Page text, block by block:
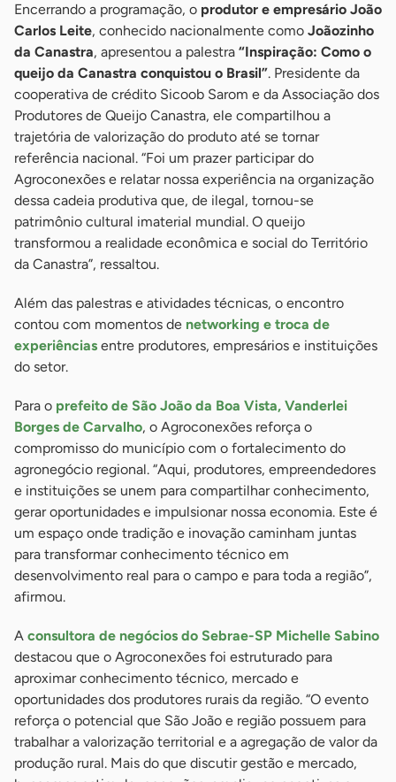
Encerrando a programação, o produtor e empresário João
Carlos Leite, conhecido nacionalmente como Joãozinho
da Canastra, apresentou a palestra “Inspiração: Como o
queijo da Canastra conquistou o Brasil”. Presidente da
cooperativa de crédito Sicoob Sarom e da Associação dos
Produtores de Queijo Canastra, ele compartilhou a
trajetória de valorização do produto até se tornar
referência nacional. “Foi um prazer participar do
Agroconexões e relatar nossa experiência na organização
dessa cadeia produtiva que, de ilegal, tornou-se
patrimônio cultural imaterial mundial. O queijo
transformou a realidade econômica e social do Território
da Canastra”, ressaltou.
Além das palestras e atividades técnicas, o encontro
contou com momentos de networking e troca de
experiências entre produtores, empresários e instituições
do setor.
Para o prefeito de São João da Boa Vista, Vanderlei
Borges de Carvalho, o Agroconexões reforça o
compromisso do município com o fortalecimento do
agronegócio regional. “Aqui, produtores, empreendedores
e instituições se unem para compartilhar conhecimento,
gerar oportunidades e impulsionar nossa economia. Este é
um espaço onde tradição e inovação caminham juntas
para transformar conhecimento técnico em
desenvolvimento real para o campo e para toda a região”,
afirmou.
A consultora de negócios do Sebrae-SP Michelle Sabino
destacou que o Agroconexões foi estruturado para
aproximar conhecimento técnico, mercado e
oportunidades dos produtores rurais da região. “O evento
reforça o potencial que São João e região possuem para
trabalhar a valorização territorial e a agregação de valor da
produção rural. Mais do que discutir gestão e mercado,